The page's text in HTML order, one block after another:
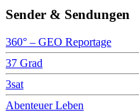
Sender & Sendungen
360° – GEO Reportage
37 Grad
3sat
Abenteuer Leben